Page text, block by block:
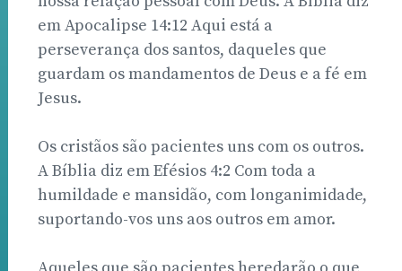
em Apocalipse 14:12 Aqui está a
perseverança dos santos, daqueles que
guardam os mandamentos de Deus e a fé em
Jesus.
Os cristãos são pacientes uns com os outros.
A Bíblia diz em Efésios 4:2 Com toda a
humildade e mansidão, com longanimidade,
suportando-vos uns aos outros em amor.